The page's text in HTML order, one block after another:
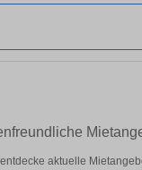
aktuelle